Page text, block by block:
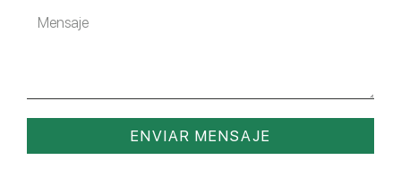
ENVIAR MENSAJE